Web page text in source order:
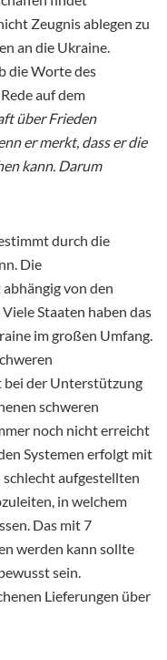
Zeugnis ablegen zu
an die Ukraine.
die Worte des
auf dem
über Frieden
er merkt, dass er die
kann. Darum
durch die
Die
von den
Staaten haben das
im großen Umfang.
bei der Unterstützung
schweren
noch nicht erreicht
Systemen erfolgt mit
schlecht aufgestellten
in welchem
Das mit 7
werden kann sollte
sein.
Lieferungen über